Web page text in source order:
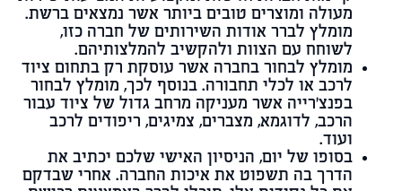
מעולה ומוצרים טובים ביותר אשר נמצאים ברשת.
מומלץ לברר אודות השירותים של חברה כזו,
לשוחח עם הצוות ולהקשיב להמלצותיהם.
מומלץ לבחור בחברה אשר עוסקת רק בתחום ציוד
לרכב או לכלי תחבורה. בנוסף לכך, מומלץ לבחור
בפנצ'רייה אשר מעניקה מרחב גדול של ציוד עבור
הרכב, לדוגמא, מצברים, צמיגים, ריפודים לרכב
ועוד.
בסופו של יום, הניסיון האישי שלכם יכתיב את
הדרך בה תשפוט את איכות החברה. אחרי שבדקם